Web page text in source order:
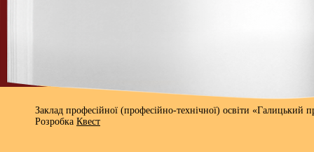
Заклад професійної (професійно-технічної) освіти
Розробка Квест